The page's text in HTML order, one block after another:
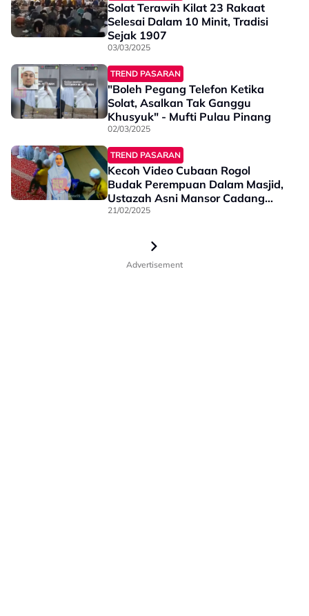
Solat Terawih Kilat 23 Rakaat
Selesai Dalam 10 Minit, Tradisi
Sejak 1907
03/03/2025
TREND PASARAN
"Boleh Pegang Telefon Ketika
Solat, Asalkan Tak Ganggu
Khusyuk" - Mufti Pulau Pinang
02/03/2025
TREND PASARAN
Kecoh Video Cubaan Rogol
Budak Perempuan Dalam Masjid,
Ustazah Asni Mansor Cadang
Letak Pengawal Ketika Sedang
21/02/2025
Advertisement